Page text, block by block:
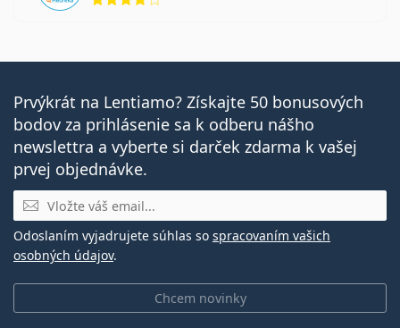
Prvýkrát na Lentiamo? Získajte 50 bonusových
bodov za prihlásenie sa k odberu nášho
newslettra a vyberte si darček zdarma k vašej
prvej objednávke.
E-mail
Chcem novinky
Odoslaním vyjadrujete súhlas so spracovaním vašich
osobných údajov.